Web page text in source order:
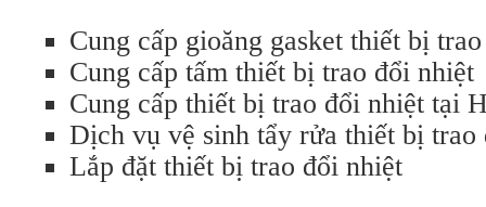
Cung cấp gioăng gasket thiết bị
Cung cấp tấm thiết bị trao đổi nhiệt
Cung cấp thiết bị trao đổi nhiệt tại
Dịch vụ vệ sinh tẩy rửa thiết bị trao
Lắp đặt thiết bị trao đổi nhiệt